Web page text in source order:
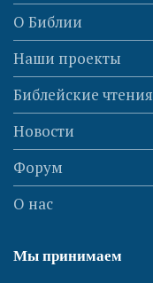
О Библии
Наши проекты
Библейские чтения
Новости
Форум
О нас
Мы принимаем